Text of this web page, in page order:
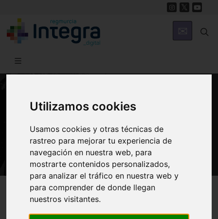
Utilizamos cookies
Usamos cookies y otras técnicas de
rastreo para mejorar tu experiencia de
navegación en nuestra web, para
mostrarte contenidos personalizados,
para analizar el tráfico en nuestra web y
para comprender de donde llegan
nuestros visitantes.
PATRIMONIO
Festival Internacional del Cante de
las Minas de La Unión
Región de Murcia Digital Patrimonio Civil